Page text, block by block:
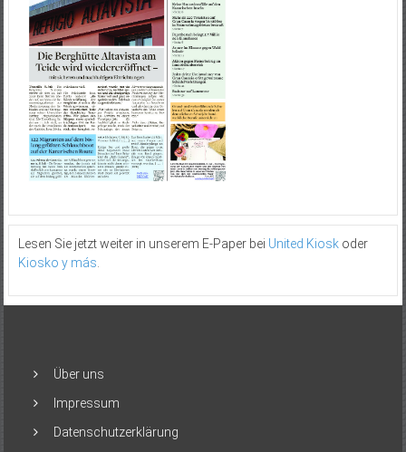
Lesen Sie jetzt weiter in unserem E-Paper bei United Kioskoder
Kiosko y más.
Über uns
Impressum
Datenschutzerklärung